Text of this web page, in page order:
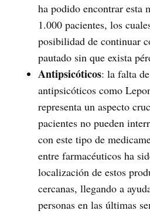
ha podido encontrar esta
1.000 pacientes, los
posibilidad de continuar
pautado sin que exista
Antipsicóticos: la falta
antipsicóticos como
representa un aspecto
pacientes no pueden
con este tipo de
entre farmacéuticos ha
localización de estos
cercanas, llegando a
personas en las últimas